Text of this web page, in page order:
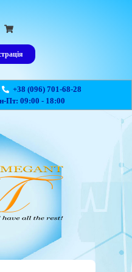
+38 (096) 701-68-28
Пт: 09:00 - 18:00